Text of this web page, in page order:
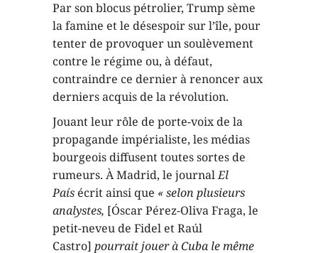
Par son blocus pétrolier, Trump sème
la famine et le désespoir sur l’île, pour
tenter de provoquer un soulèvement
contre le régime ou, à défaut,
contraindre ce dernier à renoncer aux
derniers acquis de la révolution.
Jouant leur rôle de porte-voix de la
propagande impérialiste, les médias
bourgeois diffusent toutes sortes de
rumeurs. À Madrid, le journalEl
Paísécrit ainsi que « selon plusieurs
analystes, [Óscar Pérez-Oliva Fraga, le
petit-neveu de Fidel et Raúl
Castro] pourrait jouer à Cuba le même